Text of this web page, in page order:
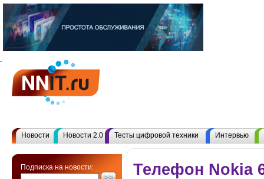
Новости Новости 2.0 Тесты цифровой техники Интервью
Подписка на новости:
Телефон Nokia